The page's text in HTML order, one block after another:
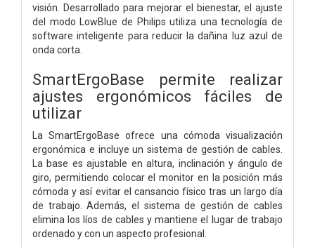
visión. Desarrollado para mejorar el bienestar, el ajuste
del modo LowBlue de Philips utiliza una tecnología de
software inteligente para reducir la dañina luz azul de
onda corta.
SmartErgoBase permite realizar
ajustes ergonómicos fáciles de
utilizar
La SmartErgoBase ofrece una cómoda visualización
ergonómica e incluye un sistema de gestión de cables.
La base es ajustable en altura, inclinación y ángulo de
giro, permitiendo colocar el monitor en la posición más
cómoda y así evitar el cansancio físico tras un largo día
de trabajo. Además, el sistema de gestión de cables
elimina los líos de cables y mantiene el lugar de trabajo
ordenado y con un aspecto profesional.